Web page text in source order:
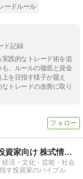
ードルール
ド記録
践的なトレード術を追
、ルールの徹底と資金
を目指す様子が窺え
トレードの改善に取り
兜町 放浪記 〜 ベテラン投資家向け 株式情報ブログ
済・文化・芸能・社会
す投資家のバイブル